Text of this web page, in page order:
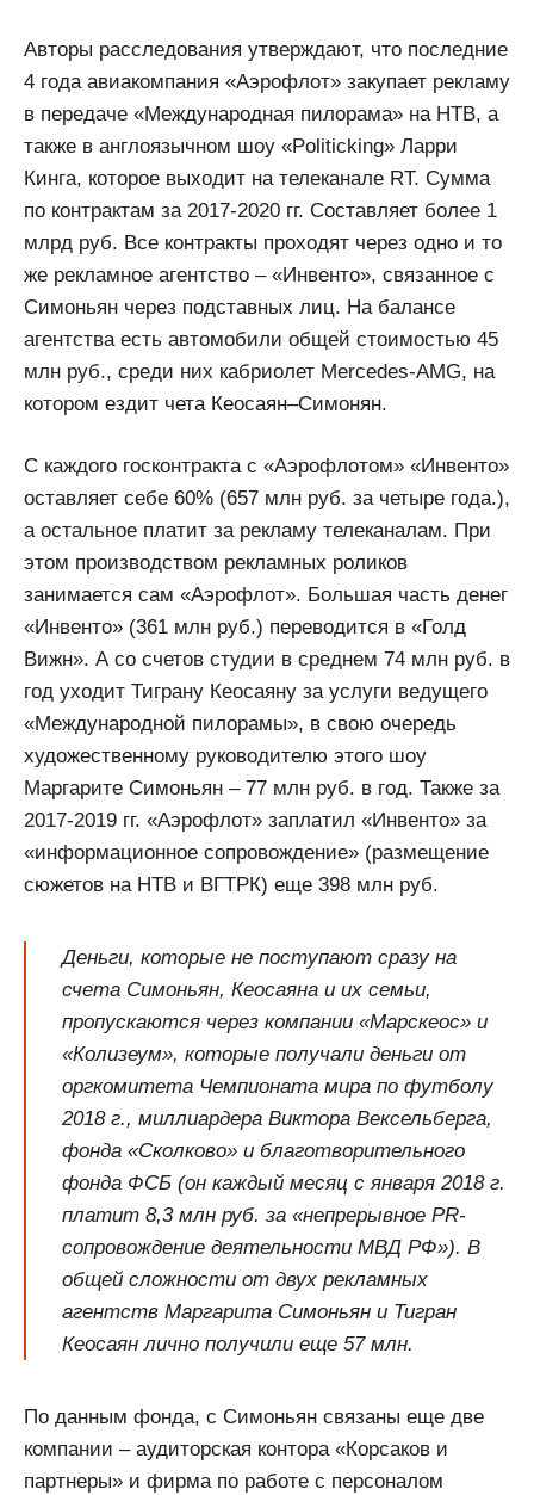
Авторы расследования утверждают, что последние
4 года авиакомпания «Аэрофлот» закупает рекламу
в передаче «Международная пилорама» на НТВ, а
также в англоязычном шоу «Politicking» Ларри
Кинга, которое выходит на телеканале RT. Сумма
по контрактам за 2017-2020 гг. Составляет более 1
млрд руб. Все контракты проходят через одно и то
же рекламное агентство – «Инвенто», связанное с
Симоньян через подставных лиц. На балансе
агентства есть автомобили общей стоимостью 45
млн руб., среди них кабриолет Mercedes-AMG, на
котором ездит чета Кеосаян–Симонян.
С каждого госконтракта с «Аэрофлотом» «Инвенто»
оставляет себе 60% (657 млн руб. за четыре года.),
а остальное платит за рекламу телеканалам. При
этом производством рекламных роликов
занимается сам «Аэрофлот». Большая часть денег
«Инвенто» (361 млн руб.) переводится в «Голд
Вижн». А со счетов студии в среднем 74 млн руб. в
год уходит Тиграну Кеосаяну за услуги ведущего
«Международной пилорамы», в свою очередь
художественному руководителю этого шоу
Маргарите Симоньян – 77 млн руб. в год. Также за
2017-2019 гг. «Аэрофлот» заплатил «Инвенто» за
«информационное сопровождение» (размещение
сюжетов на НТВ и ВГТРК) еще 398 млн руб.
Деньги, которые не поступают сразу на
счета Симоньян, Кеосаяна и их семьи,
пропускаются через компании «Марскеос» и
«Колизеум», которые получали деньги от
оргкомитета Чемпионата мира по футболу
2018 г., миллиардера Виктора Вексельберга,
фонда «Сколково» и благотворительного
фонда ФСБ (он каждый месяц с января 2018 г.
платит 8,3 млн руб. за «непрерывное PR-
сопровождение деятельности МВД РФ»). В
общей сложности от двух рекламных
агентств Маргарита Симоньян и Тигран
Кеосаян лично получили еще 57 млн.
По данным фонда, с Симоньян связаны еще две
компании – аудиторская контора «Корсаков и
партнеры» и фирма по работе с персоналом